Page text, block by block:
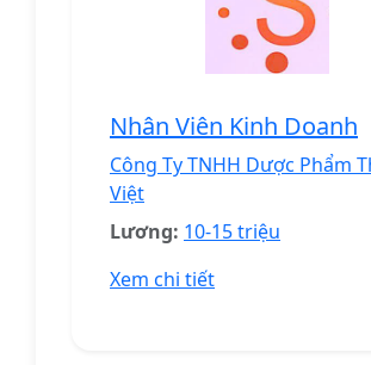
Nhân Viên Kinh Doanh
Công Ty TNHH Dược Phẩm
Việt
Lương: 10-15 triệu
Xem chi tiết